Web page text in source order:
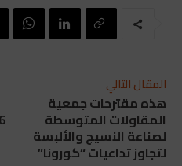
المقال التالي
هذه مقترحات جمعية
المقاولات المتوسطة
لصناعة النسيج والألبسة
لتجاوز تداعيات “كورونا”